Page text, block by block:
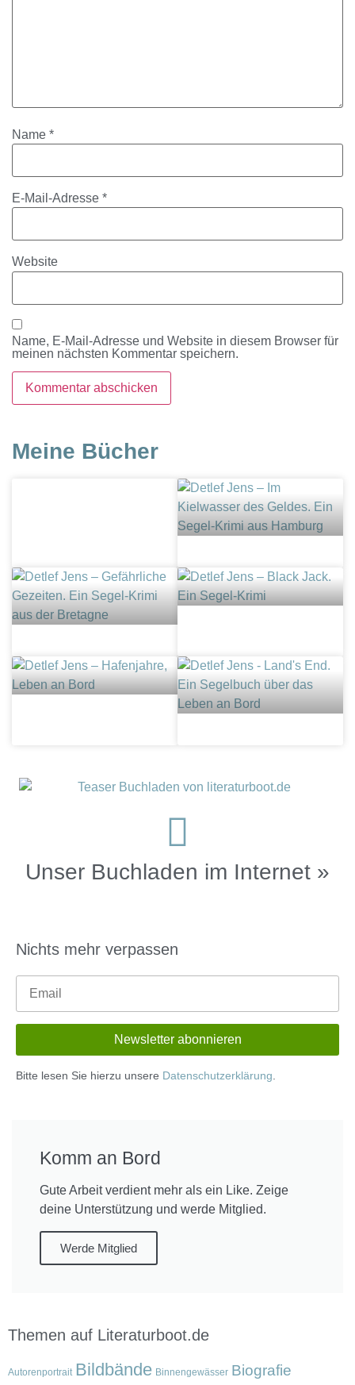
Name *
E-Mail-Adresse *
Website
Name, E-Mail-Adresse und Website in diesem Browser für
meinen nächsten Kommentar speichern.
Meine Bücher
Unser Buchladen im Internet »
Nichts mehr verpassen
Bitte lesen Sie hierzu unsere Datenschutzerklärung
Komm an Bord
Gute Arbeit verdient mehr als ein Like. Zeige
deine Unterstützung und werde Mitglied.
Werde Mitglied
Themen auf Literaturboot.de
Autorenportrait Bildbände Binnengewässer Biografie